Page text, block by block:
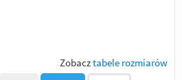
Zobacztabele rozmiarów